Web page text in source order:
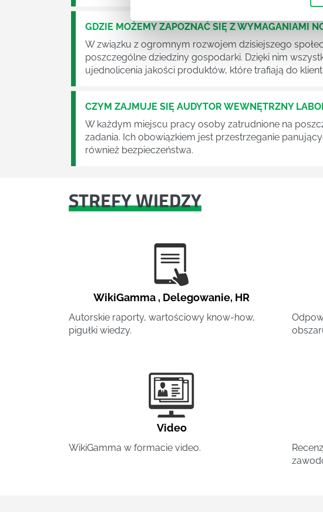
GDZIE MOŻEMY ZAPOZNAĆ SIĘ Z WYMAGANIAMI
W związku z ogromnym rozwojem dzisiejszego
poszczególne dziedziny gospodarki. Dzięki nim
ujednolicenia jakości produktów, które trafiają do
CZYM ZAJMUJE SIĘ AUDYTOR WEWNĘTRZNY
W każdym miejscu pracy osoby zatrudnione na
zadania. Ich obowiązkiem jest przestrzeganie
również bezpieczeństwa.
STREFY WIEDZY
WikiGamma , Delegowanie, HR
Autorskie raporty, wartościowy know-how,
pigułki wiedzy.
Video
WikiGamma w formacie video.